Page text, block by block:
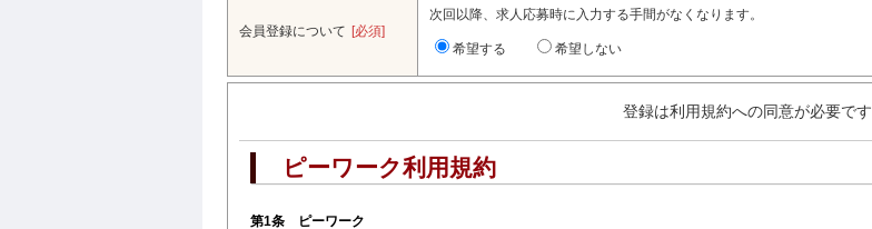
会員登録について [必須]
次回以降、求人応募時に入力する手間がなくなります。
希望する 希望しない
登録は利用規約への同意が必要です
ピーワーク利用規約
第1条 ピーワーク